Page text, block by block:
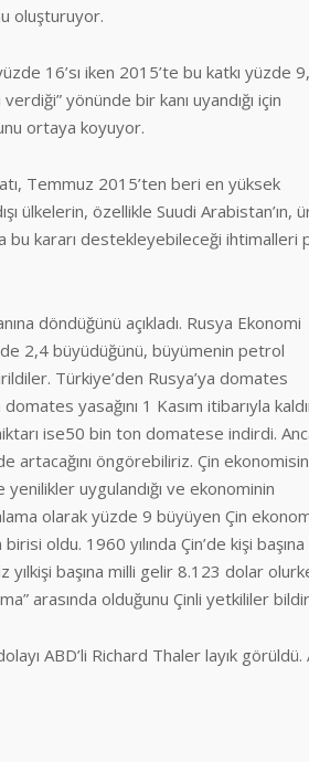
oluşturuyor.
16’sı iken 2015’te bu katkı yüzde
yönünde bir kanı uyandığı için
ortaya koyuyor.
Temmuz 2015’ten beri en yüksek
ülkelerin, özellikle Suudi Arabistan’ın,
bu kararı destekleyebileceği ihtimalleri
döndüğünü açıkladı. Rusya Ekonomi
2,4 büyüdüğünü, büyümenin petrol
Türkiye’den Rusya’ya domates
yasağını 1 Kasım itibarıyla
ise50 bin ton domatese indirdi.
artacağını öngörebiliriz. Çin
uygulandığı ve ekonominin
olarak yüzde 9 büyüyen Çin
oldu. 1960 yılında Çin’de kişi başına
başına milli gelir 8.123 dolar
arasında olduğunu Çinli yetkililer
ABD’li Richard Thaler layık görüldü.